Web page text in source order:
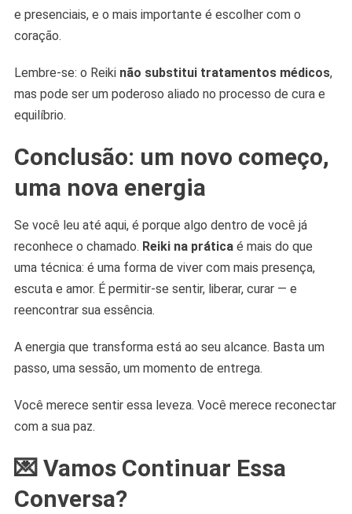
e presenciais, e o mais importante é escolher com o
coração.
Lembre-se: o Reiki não substitui tratamentos médicos,
mas pode ser um poderoso aliado no processo de cura e
equilíbrio.
Conclusão: um novo começo,
uma nova energia
Se você leu até aqui, é porque algo dentro de você já
reconhece o chamado. Reiki na práticaé mais do que
uma técnica: é uma forma de viver com mais presença,
escuta e amor. É permitir-se sentir, liberar, curar — e
reencontrar sua essência.
A energia que transforma está ao seu alcance. Basta um
passo, uma sessão, um momento de entrega.
Você merece sentir essa leveza. Você merece reconectar
com a sua paz.
💌 Vamos Continuar Essa
Conversa?